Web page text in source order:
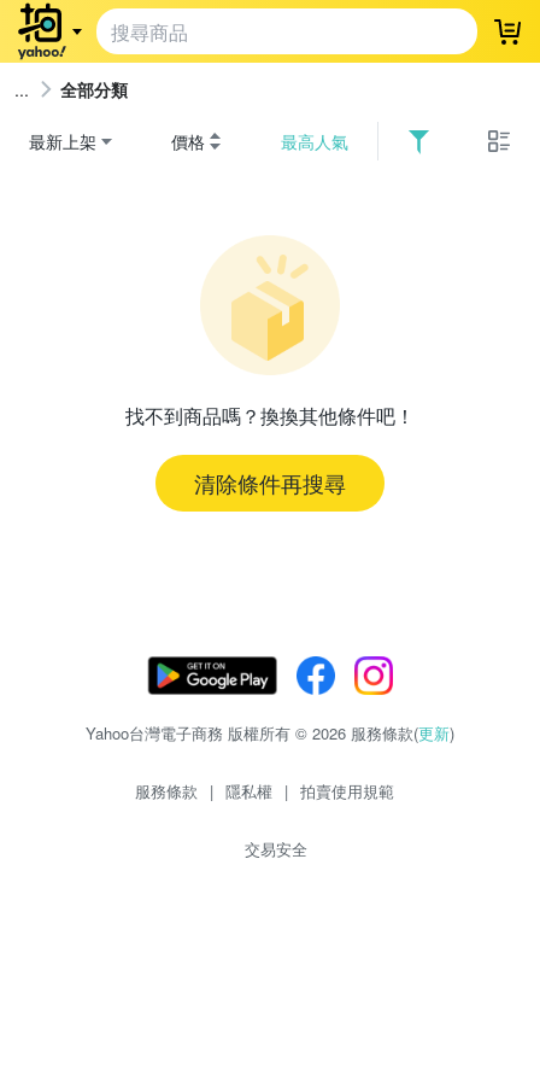
登
全部分類
最新上架 價格 最高人氣
找不到商品嗎？換換其他條件吧！
清除條件再搜尋
Yahoo台灣電子商務 版權所有 © 2026 服務條款(更新)
服務條款 | 隱私權 | 拍賣使用規範
交易安全